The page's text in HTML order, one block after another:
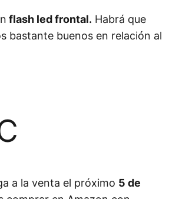
flash led frontal. Habrá que
bastante buenos en relación al
a la venta el próximo 5 de